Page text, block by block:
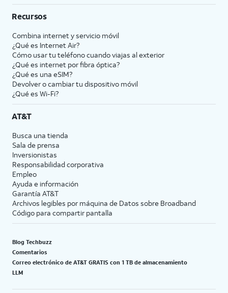
Recursos
Combina internet y servicio móvil
¿Qué es Internet Air?
Cómo usar tu teléfono cuando viajas al exterior
¿Qué es internet por fibra óptica?
¿Qué es una eSIM?
Devolver o cambiar tu dispositivo móvil
¿Qué es Wi-Fi?
AT&T
Busca una tienda
Sala de prensa
Inversionistas
Responsabilidad corporativa
Empleo
Ayuda e información
Garantía AT&T
Archivos legibles por máquina de Datos sobre Broadband
Código para compartir pantalla
Blog Techbuzz
Comentarios
Correo electrónico de AT&T GRATIS con 1 TB de almacenamiento
LLM